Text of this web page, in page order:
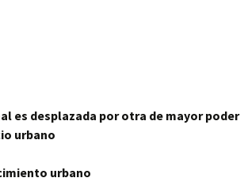
es desplazada por otra de mayor poder
urbano
urbano